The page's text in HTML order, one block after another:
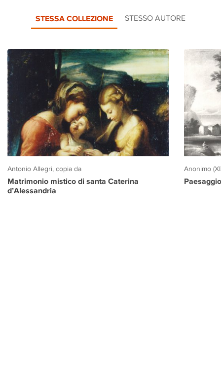
STESSA COLLEZIONE STESSO AUTORE
Antonio Allegri, copia da
Matrimonio mistico di santa Caterina
d’Alessandria
Anonimo